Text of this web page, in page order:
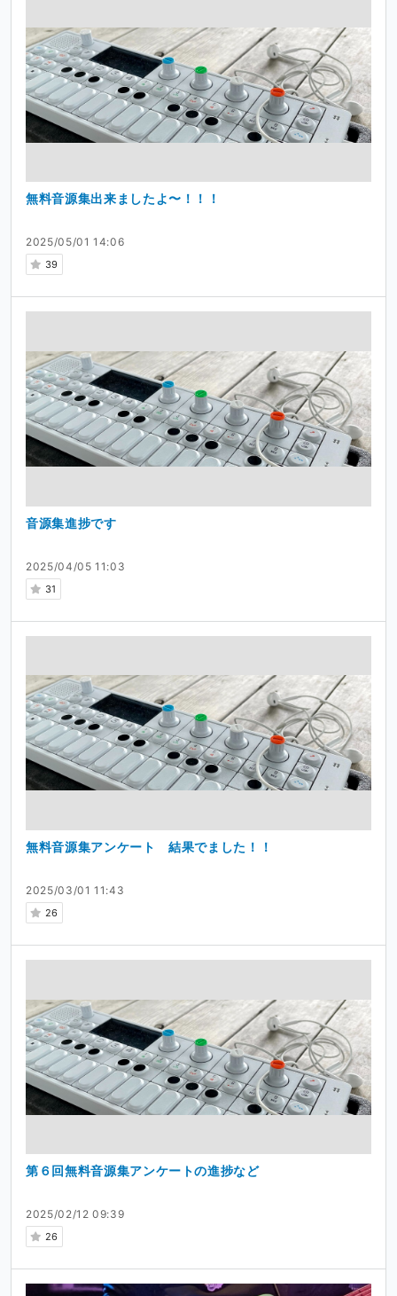
2025/05/01 14:06
39
無料音源集出来ましたよ〜！！！
2025/04/05 11:03
31
音源集進捗です
2025/03/01 11:43
26
無料音源集アンケート 結果でました！！
2025/02/12 09:39
26
第６回無料音源集アンケートの進捗など